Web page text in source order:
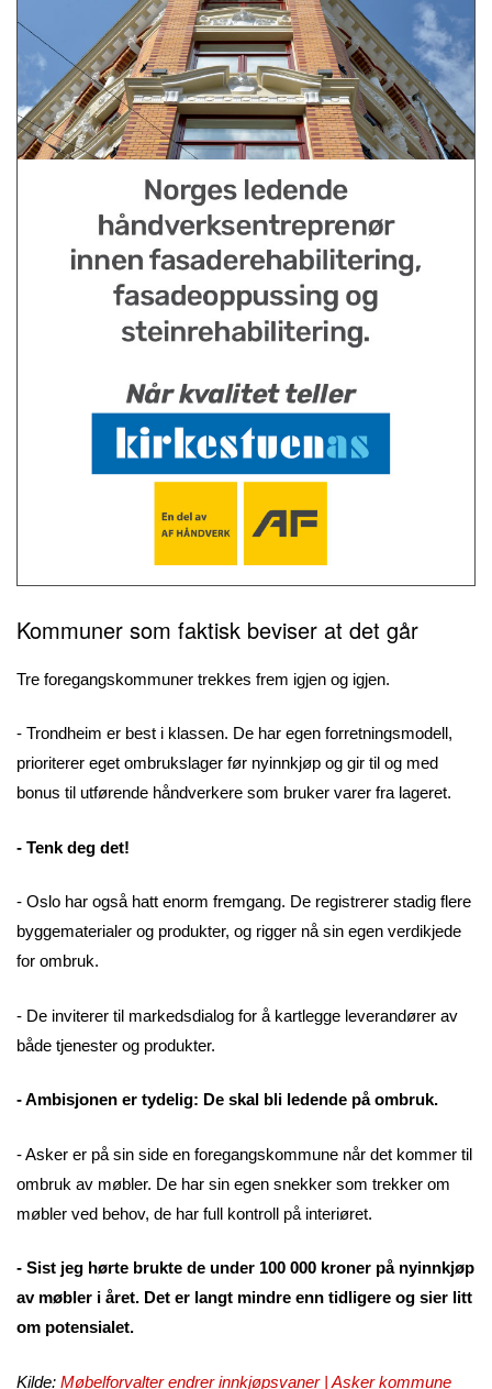
Kommuner som faktisk beviser at det går
Tre foregangskommuner trekkes frem igjen og igjen.
- Trondheim er best i klassen. De har egen forretningsmodell,
prioriterer eget ombrukslager før nyinnkjøp og gir til og med
bonus til utførende håndverkere som bruker varer fra lageret.
- Tenk deg det!
- Oslo har også hatt enorm fremgang. De registrerer stadig flere
byggematerialer og produkter, og rigger nå sin egen verdikjede
for ombruk.
- De inviterer til markedsdialog for å kartlegge leverandører av
både tjenester og produkter.
- Ambisjonen er tydelig: De skal bli ledende på ombruk.
- Asker er på sin side en foregangskommune når det kommer til
ombruk av møbler. De har sin egen snekker som trekker om
møbler ved behov, de har full kontroll på interiøret.
- Sist jeg hørte brukte de under 100 000 kroner på nyinnkjøp
av møbler i året. Det er langt mindre enn tidligere og sier litt
om potensialet.
Kilde: Møbelforvalter endrer innkjøpsvaner | Asker kommune